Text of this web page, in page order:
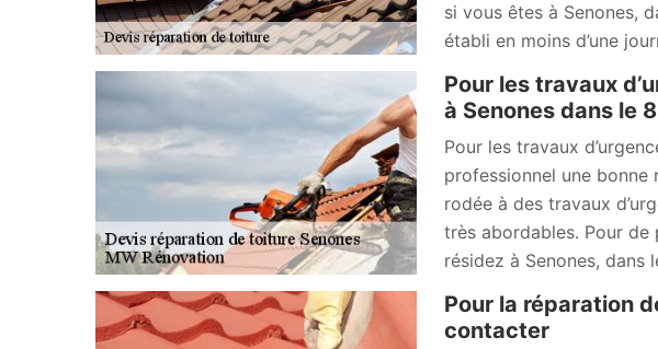
si vous êtes à Senones,
établi en moins d’une
Pour les travaux
à Senones dans le
Pour les travaux
professionnel une bonne
rodée à des travaux
très abordables. Pour de
résidez à Senones, dans
Pour la réparation
contacter